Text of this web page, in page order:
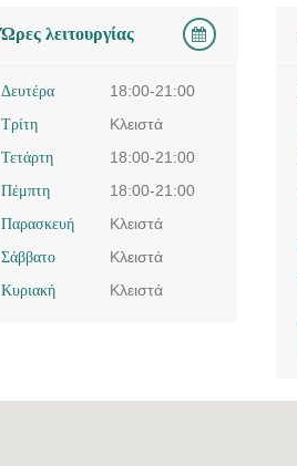
Ώρες λειτουργίας
Δευτέρα
18:00-21:00
Τρίτη
Κλειστά
Τετάρτη
18:00-21:00
Πέμπτη
18:00-21:00
Παρασκευή
Κλειστά
Σάββατο
Κλειστά
Κυριακή
Κλειστά